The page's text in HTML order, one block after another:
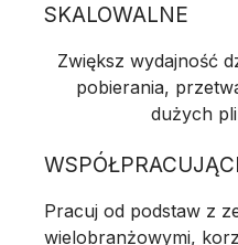
SKALOWALNE
Zwiększ wydajność
pobierania,
dużych
Pracuj od podstaw z
wielobranżowymi,